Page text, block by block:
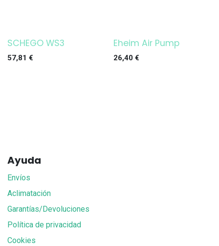
SCHEGO WS3
57,81 € ¡OFERTA!
Eheim Air Pump
26,40€
Ayuda
Envíos
Aclimatación
Garantías/Devoluciones
Política de privacidad
Cookies